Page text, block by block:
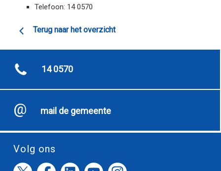
Telefoon: 14 0570
Terug naar het overzicht
14 0570
mail de gemeente
Volg ons